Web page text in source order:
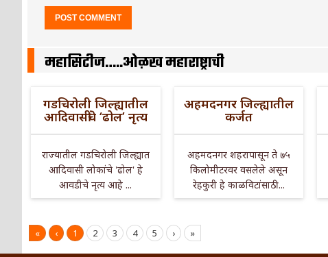
महासिटीज…..ओळख महाराष्ट्राची
गडचिरोली जिल्ह्यातील
आदिवासींचे ‘ढोल’ नृत्य
राज्यातील गडचिरोली जिल्ह्यात
आदिवासी लोकांचे 'ढोल' हे
आवडीचे नृत्य आहे ...
अहमदनगर जिल्ह्यातील
कर्जत
अहमदनगर शहरापासून ते ७५
किलोमीटरवर वसलेले असून
रेहकुरी हे काळविटांसाठी ...
« ‹ 1 2 3 4 5 › »